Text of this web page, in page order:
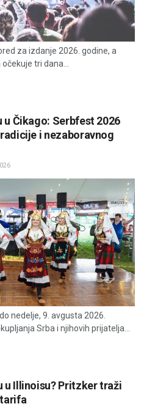
za izdanje 2026. godine, a
tri dana...
Čikago: Serbfest 2026
i nezaboravnog
nedelje, 9. avgusta 2026.
Srba i njihovih prijatelja...
u Illinoisu? Pritzker traži